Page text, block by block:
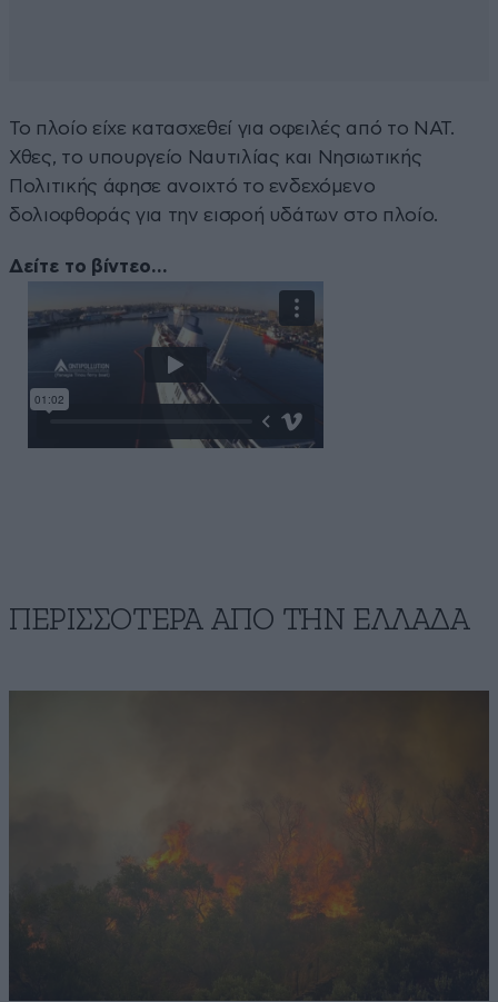
Το πλοίο είχε κατασχεθεί για οφειλές από το ΝΑΤ.
Χθες, το υπουργείο Ναυτιλίας και Νησιωτικής
Πολιτικής άφησε ανοιχτό το ενδεχόμενο
δολιοφθοράς για την εισροή υδάτων στο πλοίο.
Δείτε το βίντεο…
ΠΕΡΙΣΣΟΤΕΡΑ ΑΠΟ ΤΗΝ ΕΛΛΑΔΑ